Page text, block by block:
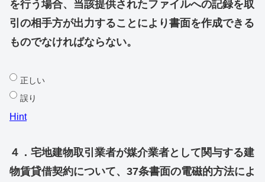
を行う場合、当該提供されたファイルへの記録を取
引の相手方が出力することにより書面を作成できる
ものでなければならない。
正しい
誤り
Hint
４．宅地建物取引業者が媒介業者として関与する建
物賃貸借契約について、37条書面の電磁的方法によ